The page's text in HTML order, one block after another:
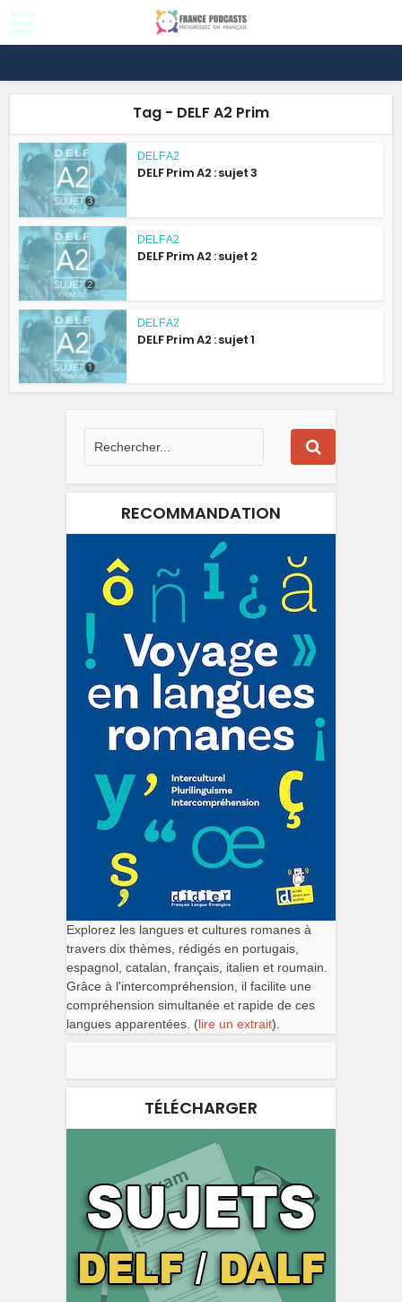
Tag - DELF A2 Prim
DELF A2
DELF Prim A2 : sujet 3
DELF A2
DELF Prim A2 : sujet 2
DELF A2
DELF Prim A2 : sujet 1
RECOMMANDATION
Explorez les langues et cultures romanes à
travers dix thèmes, rédigés en portugais,
espagnol, catalan, français, italien et roumain.
Grâce à l'intercompréhension, il facilite une
compréhension simultanée et rapide de ces
langues apparentées. (lire un extrait).
TÉLÉCHARGER